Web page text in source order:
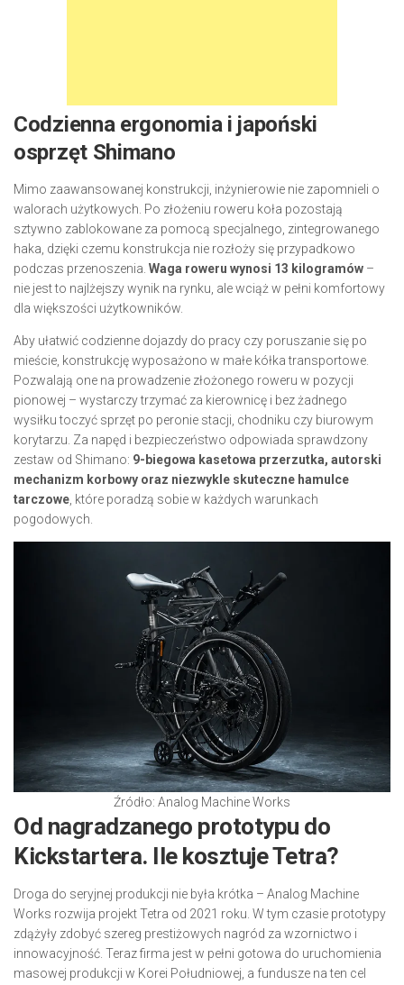
Codzienna ergonomia i japoński
osprzęt Shimano
Mimo zaawansowanej konstrukcji, inżynierowie nie zapomnieli o
walorach użytkowych. Po złożeniu roweru koła pozostają
sztywno zablokowane za pomocą specjalnego, zintegrowanego
haka, dzięki czemu konstrukcja nie rozłoży się przypadkowo
podczas przenoszenia. Waga roweru wynosi 13 kilogramów –
nie jest to najlżejszy wynik na rynku, ale wciąż w pełni komfortowy
dla większości użytkowników.
Aby ułatwić codzienne dojazdy do pracy czy poruszanie się po
mieście, konstrukcję wyposażono w małe kółka transportowe.
Pozwalają one na prowadzenie złożonego roweru w pozycji
pionowej – wystarczy trzymać za kierownicę i bez żadnego
wysiłku toczyć sprzęt po peronie stacji, chodniku czy biurowym
korytarzu. Za napęd i bezpieczeństwo odpowiada sprawdzony
zestaw od Shimano: 9-biegowa kasetowa przerzutka, autorski
mechanizm korbowy oraz niezwykle skuteczne hamulce
tarczowe , które poradzą sobie w każdych warunkach
pogodowych.
Źródło: Analog Machine Works
Od nagradzanego prototypu do
Kickstartera. Ile kosztuje Tetra?
Droga do seryjnej produkcji nie była krótka – Analog Machine
Works rozwija projekt Tetra od 2021 roku. W tym czasie prototypy
zdążyły zdobyć szereg prestiżowych nagród za wzornictwo i
innowacyjność. Teraz firma jest w pełni gotowa do uruchomienia
masowej produkcji w Korei Południowej, a fundusze na ten cel